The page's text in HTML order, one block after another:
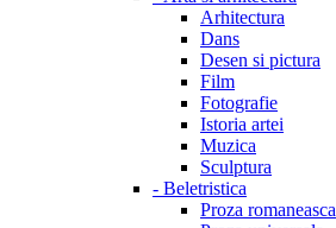
Arhitectura
Dans
Desen si pictura
Film
Fotografie
Istoria artei
Muzica
Sculptura
- Beletristica
Proza romaneasca